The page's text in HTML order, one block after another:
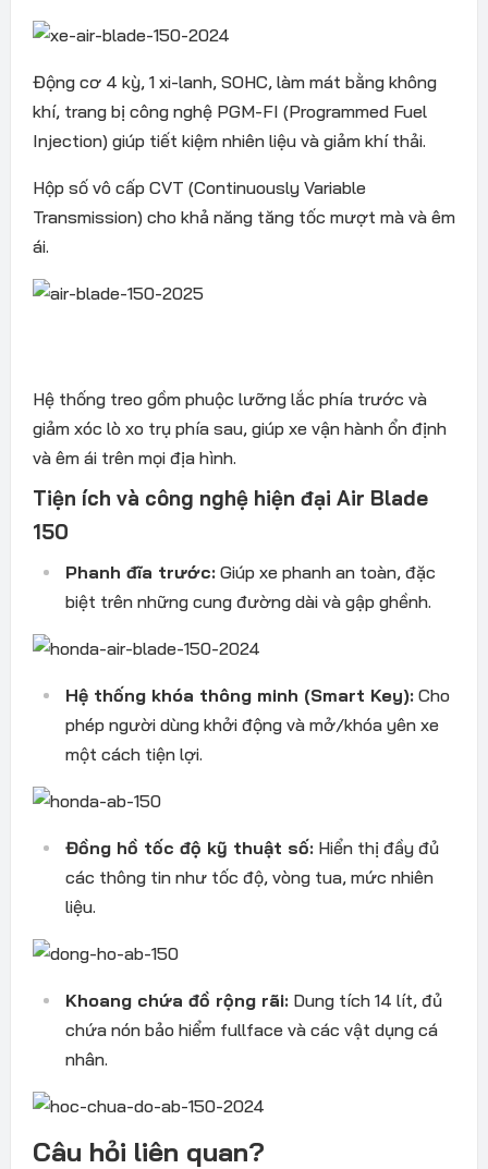
Động cơ 4 kỳ, 1 xi-lanh, SOHC, làm mát bằng không
khí, trang bị công nghệ PGM-FI (Programmed Fuel
Injection) giúp tiết kiệm nhiên liệu và giảm khí thải.
Hộp số vô cấp CVT (Continuously Variable
Transmission) cho khả năng tăng tốc mượt mà và êm
ái.
Hệ thống treo gồm phuộc lưỡng lắc phía trước và
giảm xóc lò xo trụ phía sau, giúp xe vận hành ổn định
và êm ái trên mọi địa hình.
Tiện ích và công nghệ hiện đại Air Blade
150
Phanh đĩa trước:Giúp xe phanh an toàn, đặc
biệt trên những cung đường dài và gập ghềnh.
Hệ thống khóa thông minh (Smart Key):Cho
phép người dùng khởi động và mở/khóa yên xe
một cách tiện lợi.
Đồng hồ tốc độ kỹ thuật số:Hiển thị đầy đủ
các thông tin như tốc độ, vòng tua, mức nhiên
liệu.
Khoang chứa đồ rộng rãi:Dung tích 14 lít, đủ
chứa nón bảo hiểm fullface và các vật dụng cá
nhân.
Câu hỏi liên quan?